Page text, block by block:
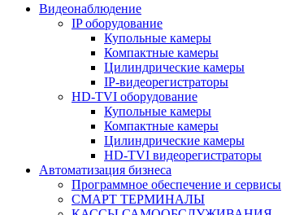
Видеонаблюдение
IP оборудование
Купольные камеры
Компактные камеры
Цилиндрические камеры
IP-видеорегистраторы
HD-TVI оборудование
Купольные камеры
Компактные камеры
Цилиндрические камеры
HD-TVI видеорегистраторы
Автоматизация бизнеса
Программное обеспечение и сервисы
СМАРТ ТЕРМИНАЛЫ